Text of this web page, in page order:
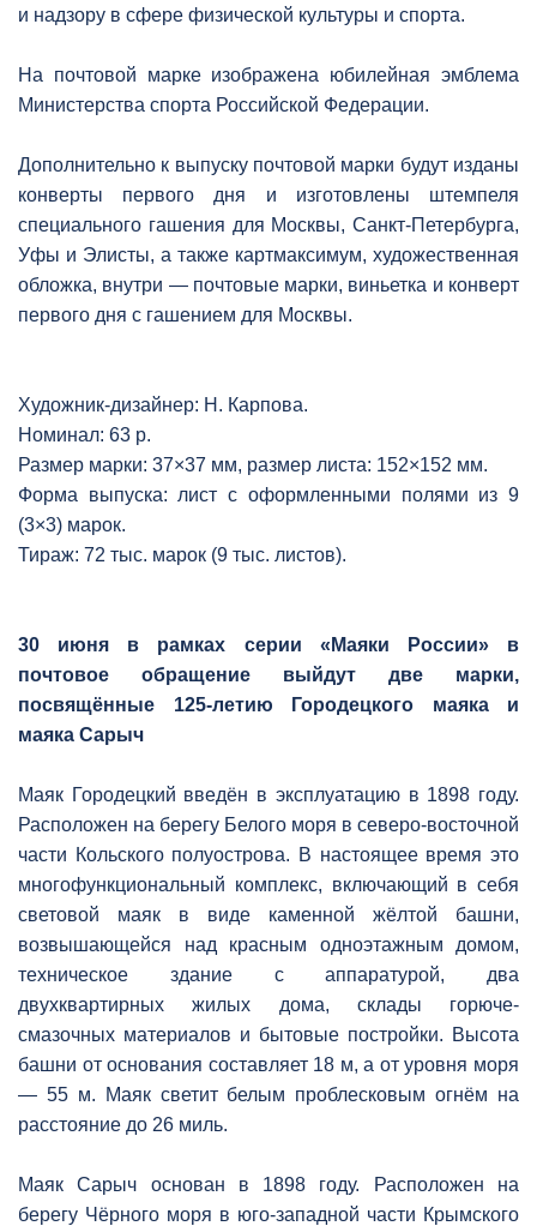
и надзору в сфере физической культуры и спорта.
На почтовой марке изображена юбилейная эмблема
Министерства спорта Российской Федерации.
Дополнительно к выпуску почтовой марки будут изданы
конверты первого дня и изготовлены штемпеля
специального гашения для Москвы, Санкт-Петербурга,
Уфы и Элисты, а также картмаксимум, художественная
обложка, внутри — почтовые марки, виньетка и конверт
первого дня с гашением для Москвы.
Художник-дизайнер: Н. Карпова.
Номинал: 63 р.
Размер марки: 37×37 мм, размер листа: 152×152 мм.
Форма выпуска: лист с оформленными полями из 9
(3×3) марок.
Тираж: 72 тыс. марок (9 тыс. листов).
30 июня в рамках серии «Маяки России» в
почтовое обращение выйдут две марки,
посвящённые 125-летию Городецкого маяка и
маяка Сарыч
Маяк Городецкий введён в эксплуатацию в 1898 году.
Расположен на берегу Белого моря в северо-восточной
части Кольского полуострова. В настоящее время это
многофункциональный комплекс, включающий в себя
световой маяк в виде каменной жёлтой башни,
возвышающейся над красным одноэтажным домом,
техническое здание с аппаратурой, два
двухквартирных жилых дома, склады горюче-
смазочных материалов и бытовые постройки. Высота
башни от основания составляет 18 м, а от уровня моря
— 55 м. Маяк светит белым проблесковым огнём на
расстояние до 26 миль.
Маяк Сарыч основан в 1898 году. Расположен на
берегу Чёрного моря в юго-западной части Крымского